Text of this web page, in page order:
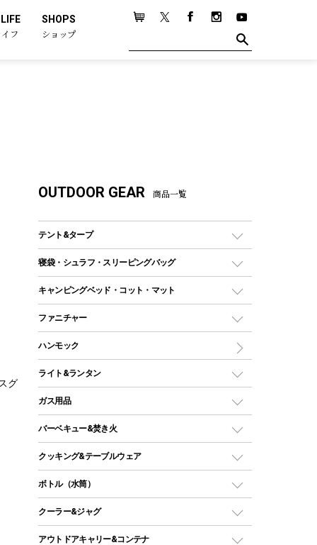
フ
SHOPS
ショップ
グ
OUTDOOR GEAR 商品一覧
テント&タープ
テント
ツールームテント
ワンポールテント
シェルターテント
ロッジ型・オリジナルテント
タープ
スクエアタープ（レクタタープ）
メッシュタープ
自立式タープ
寝袋・シュラフ・スリーピングバッグ
レクタングラー型（封筒型）シュラフ
インナーシュラフ
キャンピングベッド・コット・マット
キャンピングベッド・コット
インフレータブルマット
ファニチャー
アウトドアテーブル
レジャーシート
ハンモック
ライト&ランタン
LEDランタン
ガスランタン
オイルランタン
LEDライト
ヘッドライト
キャンドル
ガス用品
ガスバーナー
ガス缶
ガストーチ、ライター
バーベキュー&焚き火
バーベキューコンロ、グリル
焚き火台タイプ（ロースタイル）グリル
卓上タイプグリル
パーティータイプグリル
クッキング&テーブルウェア
ダッチオーブン
ホットサンドメーカー
ボトル（水筒）
ステンレスボトル
クーラー&ジャグ
クーラーボックス
アウトドアキャリー&コンテナ